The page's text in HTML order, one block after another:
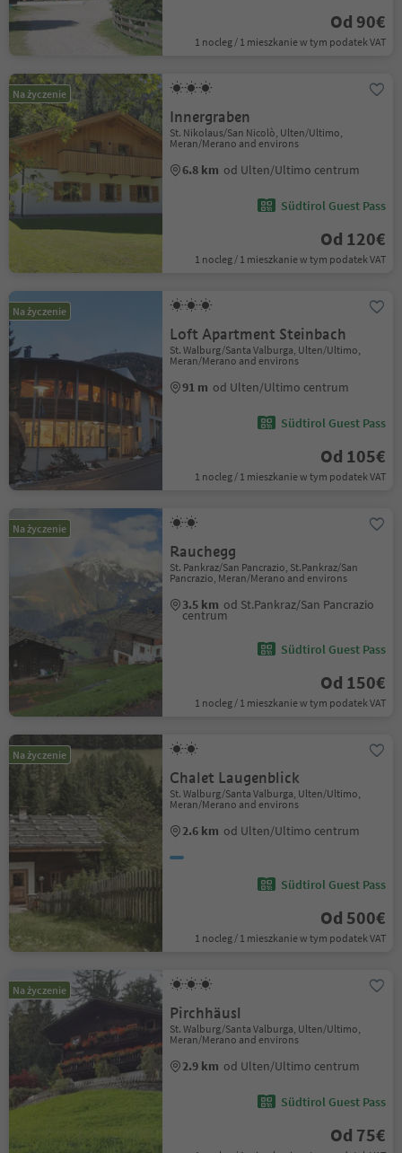
Od 90€
1 nocleg / 1 mieszkanie w tym podatek VAT
Na życzenie
Innergraben
St. Nikolaus/San Nicolò, Ulten/Ultimo,
Meran/Merano and environs
6.8 km od Ulten/Ultimo centrum
Südtirol Guest Pass
Od 120€
1 nocleg / 1 mieszkanie w tym podatek VAT
Na życzenie
Loft Apartment Steinbach
St. Walburg/Santa Valburga, Ulten/Ultimo,
Meran/Merano and environs
91 m od Ulten/Ultimo centrum
Südtirol Guest Pass
Od 105€
1 nocleg / 1 mieszkanie w tym podatek VAT
Na życzenie
Rauchegg
St. Pankraz/San Pancrazio, St.Pankraz/San
Pancrazio, Meran/Merano and environs
3.5 km od St.Pankraz/San Pancrazio
centrum
Südtirol Guest Pass
Od 150€
1 nocleg / 1 mieszkanie w tym podatek VAT
Na życzenie
Chalet Laugenblick
St. Walburg/Santa Valburga, Ulten/Ultimo,
Meran/Merano and environs
2.6 km od Ulten/Ultimo centrum
Südtirol Guest Pass
Od 500€
1 nocleg / 1 mieszkanie w tym podatek VAT
Na życzenie
Pirchhäusl
St. Walburg/Santa Valburga, Ulten/Ultimo,
Meran/Merano and environs
2.9 km od Ulten/Ultimo centrum
Südtirol Guest Pass
Od 75€